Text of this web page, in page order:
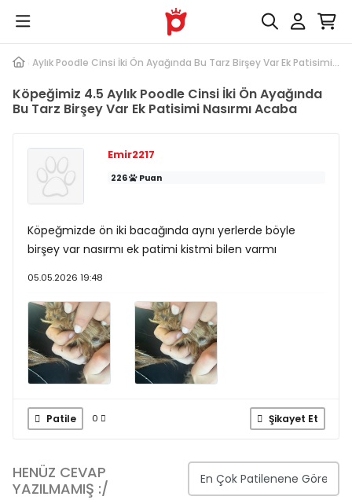
4.5 Aylık Poodle Cinsi İki Ön Ayağında Bu Tarz Birşey Var Ek Patisimi...
Köpeğimiz 4.5 Aylık Poodle Cinsi İki Ön Ayağında
Bu Tarz Birşey Var Ek Patisimi Nasırmı Acaba
Emir2217
226 Puan
Köpeğmizde ön iki bacağında aynı yerlerde böyle
birşey var nasırmı ek patimi kistmi bilen varmı
05.05.2026 19:48
Patile 0 Şikayet Et
HENÜZ CEVAP
YAZILMAMIŞ :/